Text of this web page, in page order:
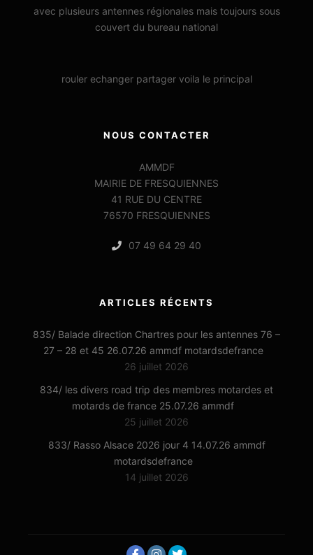
avec plusieurs antennes régionales mais toujours sous
couvert du bureau national
rouler echanger partager voila le principal
NOUS CONTACTER
AMMDF
MAIRIE DE FRESQUIENNES
41 RUE DU CENTRE
76570 FRESQUIENNES
07 49 64 29 40
ARTICLES RÉCENTS
835/ Balade direction Chartres pour les antennes 76 –
27 – 28 et 45 26.07.26 ammdf motardsdefrance
26 juillet 2026
834/ les divers road trip des membres motardes et
motards de france 25.07.26 ammdf
25 juillet 2026
833/ Rasso Alsace 2026 jour 4 14.07.26 ammdf
motardsdefrance
14 juillet 2026